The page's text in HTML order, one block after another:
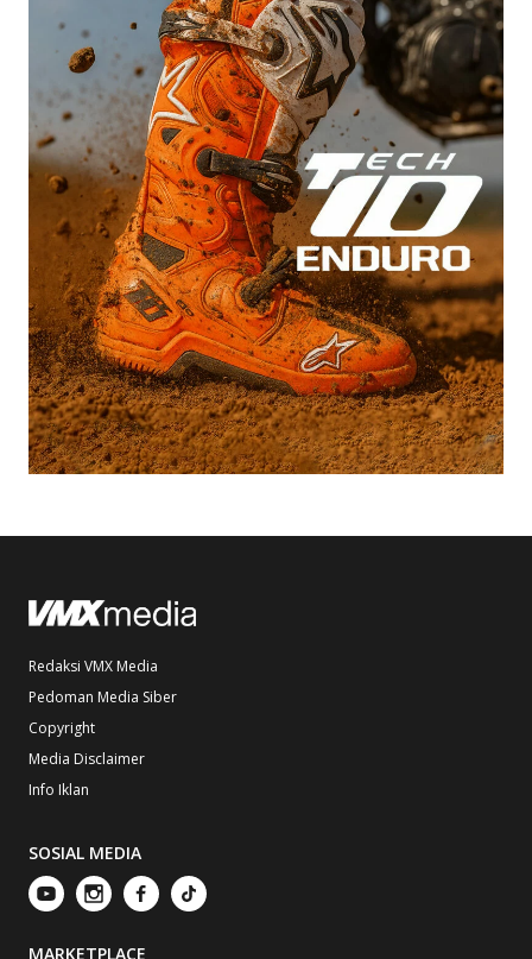
Redaksi VMX Media
Pedoman Media Siber
Copyright
Media Disclaimer
Info Iklan
SOSIAL MEDIA
MARKETPLACE